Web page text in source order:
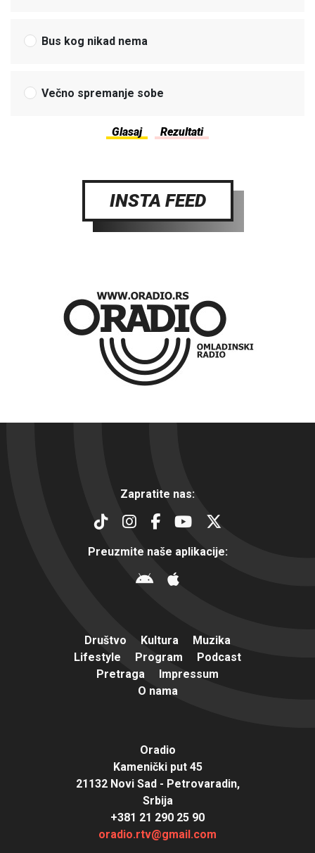
Bus kog nikad nema
Večno spremanje sobe
INSTA FEED
Zapratite nas:
Preuzmite naše aplikacije:
Društvo Kultura
Muzika
Lifestyle
Program
Podcast
Pretraga
Impressum
O nama
Oradio
Kamenički put 45
21132 Novi Sad - Petrovaradin,
Srbija
+381 21 290 25 90
oradio.rtv@gmail.com